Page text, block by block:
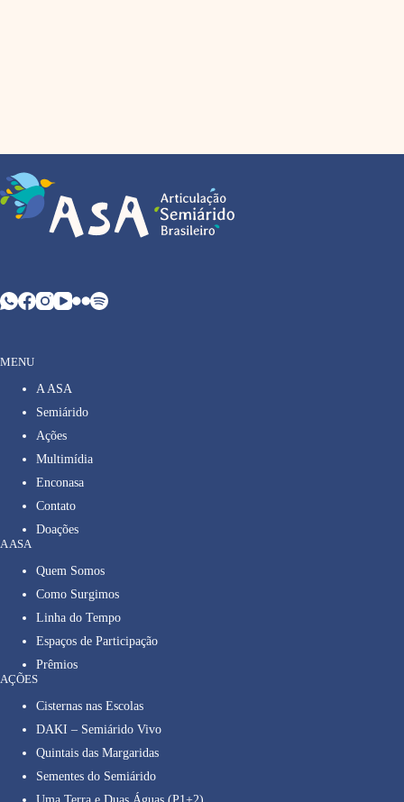
MENU
A ASA
Semiárido
Ações
Multimídia
Enconasa
Contato
Doações
A ASA
Quem Somos
Como Surgimos
Linha do Tempo
Espaços de Participação
Prêmios
AÇÕES
Cisternas nas Escolas
DAKI – Semiárido Vivo
Quintais das Margaridas
Sementes do Semiárido